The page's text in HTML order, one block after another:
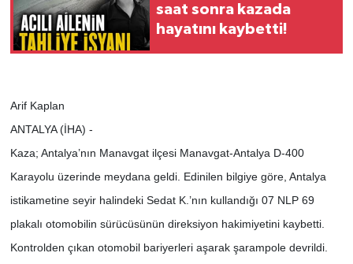
saat sonra kazada
hayatını kaybetti!
Arif Kaplan
ANTALYA (İHA) -
Kaza; Antalya’nın Manavgat ilçesi Manavgat-Antalya D-400
Karayolu üzerinde meydana geldi. Edinilen bilgiye göre, Antalya
istikametine seyir halindeki Sedat K.’nın kullandığı 07 NLP 69
plakalı otomobilin sürücüsünün direksiyon hakimiyetini kaybetti.
Kontrolden çıkan otomobil bariyerleri aşarak şarampole devrildi.